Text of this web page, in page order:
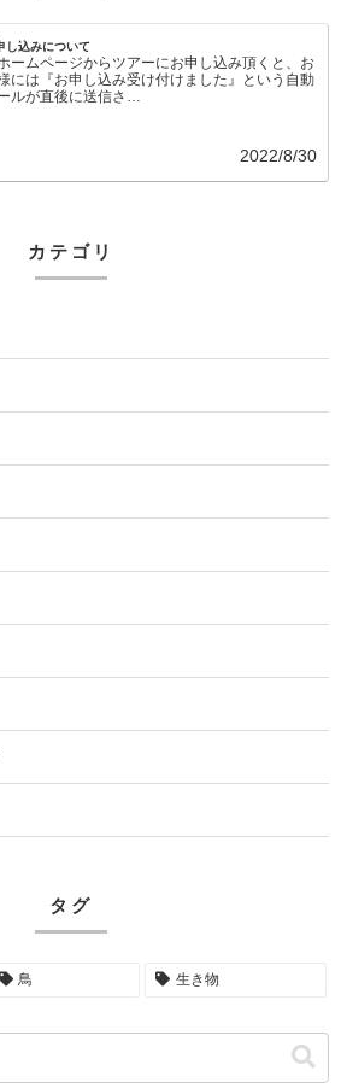
し込みについて
ームページからツアーにお申し込み頂くと、お
には『お申し込み受け付けました』という自動
ルが直後に送信さ…
2022/8/30
カテゴリ
タグ
鳥 生き物